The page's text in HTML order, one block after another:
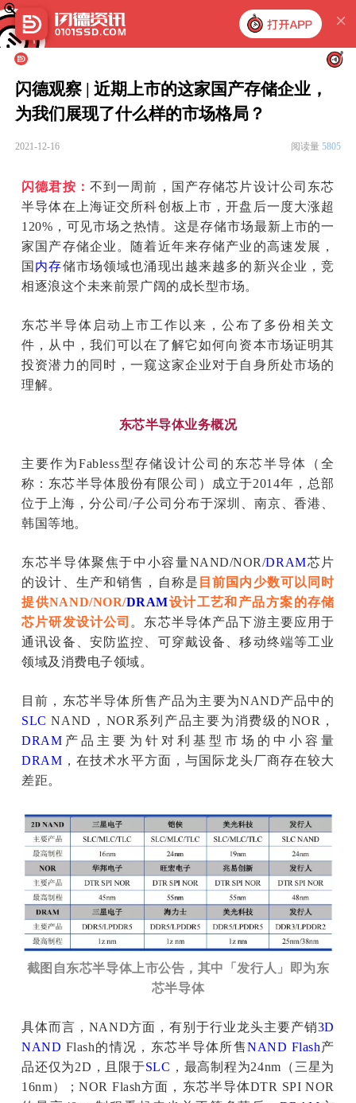
闪德观察 | 近期上市的这家国产存储企业，
为我们展现了什么样的市场格局？
2021-12-16 阅读量 5805
闪德君按： 不到一周前，国产存储芯片设计公司东芯
半导体在上海证交所科创板上市，开盘后一度大涨超
120%，可见市场之热情。这是存储市场最新上市的一
家国产存储企业。随着近年来存储产业的高速发展，
国 内存储市场领域也涌现出越来越多的新兴企业，竞
相逐浪这个未来前景广阔的成长型市场。
东芯半导体启动上市工作以来，公布了多份相关文
件，从中，我们可以在了解它如何向资本市场证明其
投资潜力的同时，一窥这家企业对于自身所处市场的
理解。
东芯半导体业务概况
主要作为Fabless型存储设计公司的东芯半导体（全
称：东芯半导体股份有限公司）成立于2014年，总部
位于上海，分公司/子公司分布于深圳、南京、香港、
韩国等地。
东芯半导体聚焦于中小容量NAND/NOR/DRAM芯片
的设计、生产和销售，自称是 目前国内少数可以同时
提供NAND/NOR/DRAM设计工艺和产品方案的存储
芯片研发设计公司 。东芯半导体产品下游主要应用于
通讯设备、安防监控、可穿戴设备、移动终端等工业
领域及消费电子领域。
目前，东芯半导体所售产品为主要为NAND产品中的
SLC NAND，NOR系列产品主要为消费级的NOR，
DRAM 产品主要为针对利基型市场的中小容量
DRAM ，在技术水平方面，与国际龙头厂商存在较大
差距。
截图自东芯半导体上市公告，其中「发行人」即为东
芯半导体
具体而言，NAND方面，有别于行业龙头主要产销3D
NAND Flash的情况，东芯半导体所售NAND Flash产
品还仅为2D，且限于SLC ，最高制程为24nm（三星为
16nm）；NOR Flash方面，东芯半导体DTR SPI NOR